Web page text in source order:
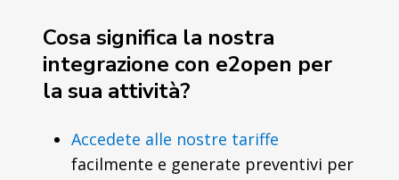
Cosa significa la nostra
integrazione con e2open per
la sua attività?
Accedete alle nostre tariffe
facilmente e generate preventivi per